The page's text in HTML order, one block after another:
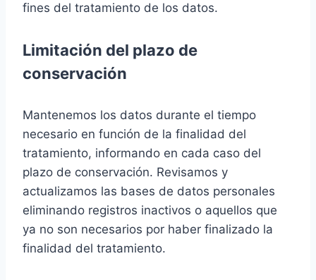
fines del tratamiento de los datos.
Limitación del plazo de
conservación
Mantenemos los datos durante el tiempo
necesario en función de la finalidad del
tratamiento, informando en cada caso del
plazo de conservación. Revisamos y
actualizamos las bases de datos personales
eliminando registros inactivos o aquellos que
ya no son necesarios por haber finalizado la
finalidad del tratamiento.